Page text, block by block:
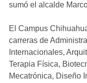
sumó el alcalde
El Campus
carreras de
Internacionales,
Terapia Física,
Mecatrónica, Diseño